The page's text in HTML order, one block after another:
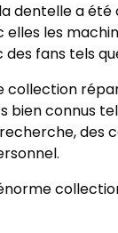
dentelle a
les
fans tels
collection
bien connus